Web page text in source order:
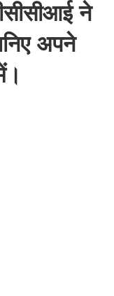
ने
अपने